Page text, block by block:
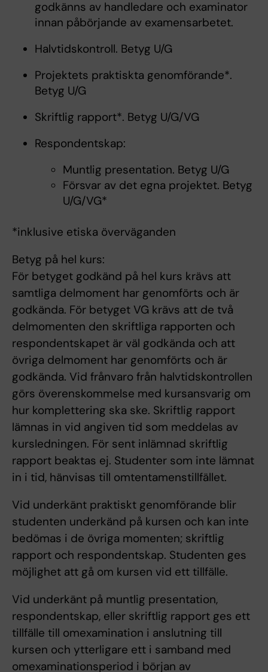
godkänns av handledare och examinator
innan påbörjande av examensarbetet.
Halvtidskontroll. Betyg U/G
Projektets praktiskta genomförande*.
Betyg U/G
Skriftlig rapport*. Betyg U/G/VG
Respondentskap:
Muntlig presentation. Betyg U/G
Försvar av det egna projektet. Betyg
U/G/VG*
*inklusive etiska överväganden
Betyg på hel kurs:
För betyget godkänd på hel kurs krävs att
samtliga delmoment har genomförts och är
godkända. För betyget VG krävs att de två
delmomenten den skriftliga rapporten och
respondentskapet är väl godkända och att
övriga delmoment har genomförts och är
godkända. Vid frånvaro från halvtidskontrollen
görs överenskommelse med kursansvarig om
hur komplettering ska ske. Skriftlig rapport
lämnas in vid angiven tid som meddelas av
kursledningen. För sent inlämnad skriftlig
rapport beaktas ej. Studenter som inte lämnat
in i tid, hänvisas till omtentamenstillfället.
Vid underkänt praktiskt genomförande blir
studenten underkänd på kursen och kan inte
bedömas i de övriga momenten; skriftlig
rapport och respondentskap. Studenten ges
möjlighet att gå om kursen vid ett tillfälle.
Vid underkänt på muntlig presentation,
respondentskap, eller skriftlig rapport ges ett
tillfälle till omexamination i anslutning till
kursen och ytterligare ett i samband med
omexaminationsperiod i början av